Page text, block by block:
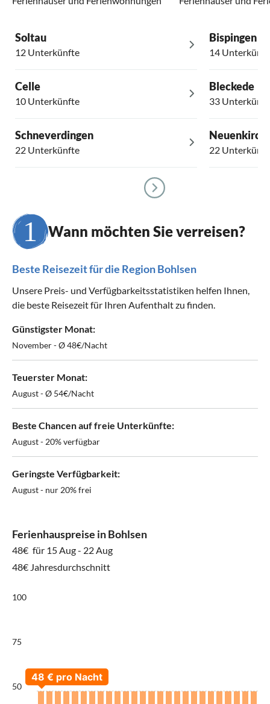
Soltau
12 Unterkünfte
Celle
10 Unterkünfte
Schneverdingen
22 Unterkünfte
Bispingen
14
Bleckede
33
22
Wann möchten Sie verreisen?
Beste Reisezeit für die Region Bohlsen
Unsere Preis- und Verfügbarkeitsstatistiken helfen Ihnen,
die beste Reisezeit für Ihren Aufenthalt zu finden.
Günstigster Monat:
November - Ø 48€/Nacht
Teuerster Monat:
August - Ø 54€/Nacht
Beste Chancen auf freie Unterkünfte:
August - 20% verfügbar
Geringste Verfügbarkeit:
August - nur 20% frei
Ferienhauspreise in Bohlsen
48€ für 15 Aug - 22 Aug
48€ Jahresdurchschnitt
100
75
50